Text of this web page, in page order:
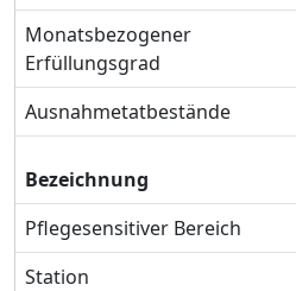
Monatsbezogener
Erfüllungsgrad
Ausnahmetatbestände
Bezeichnung
Pflegesensitiver Bereich
Station